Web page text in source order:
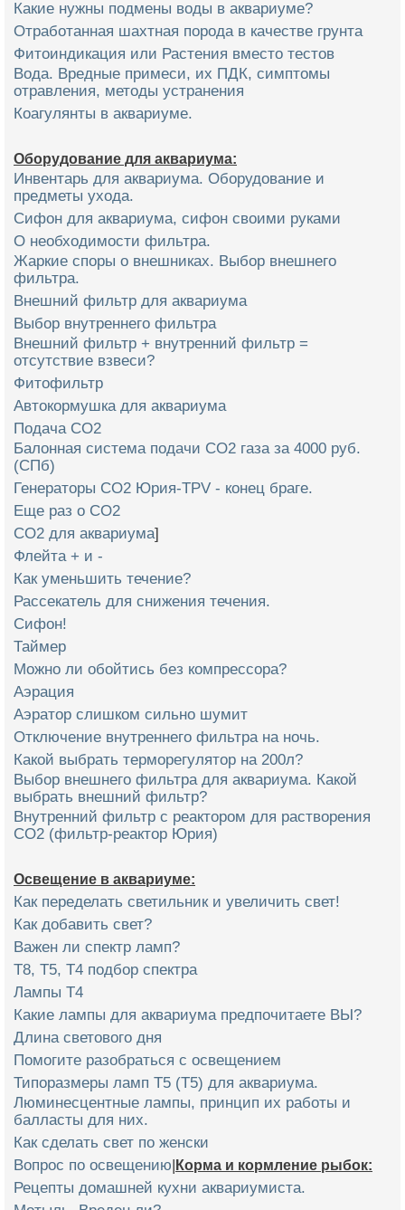
Какие нужны подмены воды в аквариуме?
Отработанная шахтная порода в качестве грунта
Фитоиндикация или Растения вместо тестов
Вода. Вредные примеси, их ПДК, симптомы
отравления, методы устранения
Коагулянты в аквариуме.
Оборудование для аквариума:
Инвентарь для аквариума. Оборудование и
предметы ухода.
Сифон для аквариума, сифон своими руками
О необходимости фильтра.
Жаркие споры о внешниках. Выбор внешнего
фильтра.
Внешний фильтр для аквариума
Выбор внутреннего фильтра
Внешний фильтр + внутренний фильтр =
отсутствие взвеси?
Фитофильтр
Автокормушка для аквариума
Подача СО2
Балонная система подачи СО2 газа за 4000 руб.
(СПб)
Генераторы СО2 Юрия-TPV - конец браге.
Еще раз о СО2
СО2 для аквариума]
Флейта + и -
Как уменьшить течение?
Рассекатель для снижения течения.
Сифон!
Таймер
Можно ли обойтись без компрессора?
Аэрация
Аэратор слишком сильно шумит
Отключение внутреннего фильтра на ночь.
Какой выбрать терморегулятор на 200л?
Выбор внешнего фильтра для аквариума. Какой
выбрать внешний фильтр?
Внутренний фильтр с реактором для растворения
CO2 (фильтр-реактор Юрия)
Освещение в аквариуме:
Как переделать светильник и увеличить свет!
Как добавить свет?
Важен ли спектр ламп?
Т8, Т5, Т4 подбор спектра
Лампы Т4
Какие лампы для аквариума предпочитаете ВЫ?
Длина светового дня
Помогите разобраться с освещением
Типоразмеры ламп Т5 (T5) для аквариума.
Люминесцентные лампы, принцип их работы и
балласты для них.
Как сделать свет по женски
Вопрос по освещению|Корма и кормление рыбок:
Рецепты домашней кухни аквариумиста.